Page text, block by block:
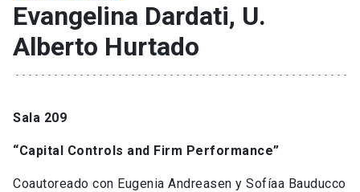
Evangelina Dardati, U.
Alberto Hurtado
Sala 209
“Capital Controls and Firm Performance”
Coautoreado con Eugenia Andreasen y Sofíaa Bauducco